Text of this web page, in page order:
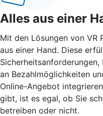
Alles aus einer
Mit den Lösungen von VR
aus einer Hand. Diese
an Bezahlmöglichkeiten
Online-Angebot
gibt, ist es egal, ob Sie
betreiben oder nicht.